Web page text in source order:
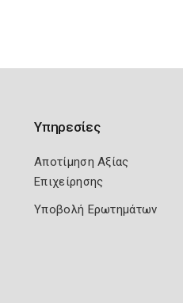
Υπηρεσίες
Αποτίμηση Αξίας
Επιχείρησης
Υποβολή Ερωτημάτων